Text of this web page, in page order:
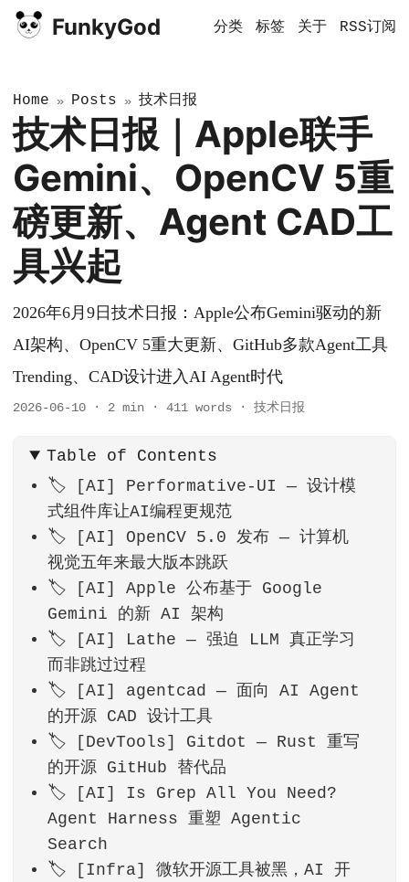
FunkyGod 分类 标签 关于 RSS订阅
Home » Posts » 技术日报
技术日报｜Apple联手
Gemini、OpenCV 5重
磅更新、Agent CAD工
具兴起
2026年6月9日技术日报：Apple公布Gemini驱动的新
AI架构、OpenCV 5重大更新、GitHub多款Agent工具
Trending、CAD设计进入AI Agent时代
2026-06-10 · 2 min · 411 words · 技术日报
Table of Contents
🏷️ [AI] Performative-UI — 设计模
式组件库让AI编程更规范
🏷️ [AI] OpenCV 5.0 发布 — 计算机
视觉五年来最大版本跳跃
🏷️ [AI] Apple 公布基于 Google
Gemini 的新 AI 架构
🏷️ [AI] Lathe — 强迫 LLM 真正学习
而非跳过过程
🏷️ [AI] agentcad — 面向 AI Agent
的开源 CAD 设计工具
🏷️ [DevTools] Gitdot — Rust 重写
的开源 GitHub 替代品
🏷️ [AI] Is Grep All You Need?
Agent Harness 重塑 Agentic
Search
🏷️ [Infra] 微软开源工具被黑，AI 开